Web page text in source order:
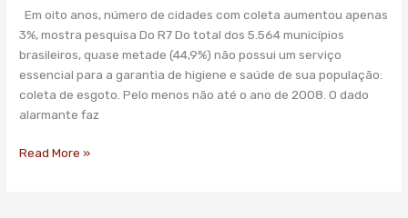
Em oito anos, número de cidades com coleta aumentou apenas
3%, mostra pesquisa Do R7 Do total dos 5.564 municípios
brasileiros, quase metade (44,9%) não possui um serviço
essencial para a garantia de higiene e saúde de sua população:
coleta de esgoto. Pelo menos não até o ano de 2008. O dado
alarmante faz
não
tem
rede
de
esgoto,
diz
–
Read More »